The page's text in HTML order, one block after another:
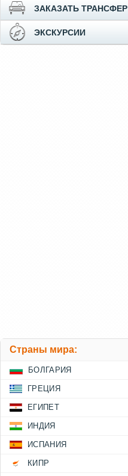
ЗАКАЗАТЬ ТРАНСФЕР
ЭКСКУРСИИ
Страны мира:
БОЛГАРИЯ
ГРЕЦИЯ
ЕГИПЕТ
ИНДИЯ
ИСПАНИЯ
КИПР